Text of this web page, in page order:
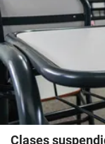
Clases